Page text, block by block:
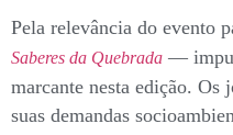
Pela relevância do evento
Saberes da Quebrada —
marcante nesta edição. Os
suas demandas